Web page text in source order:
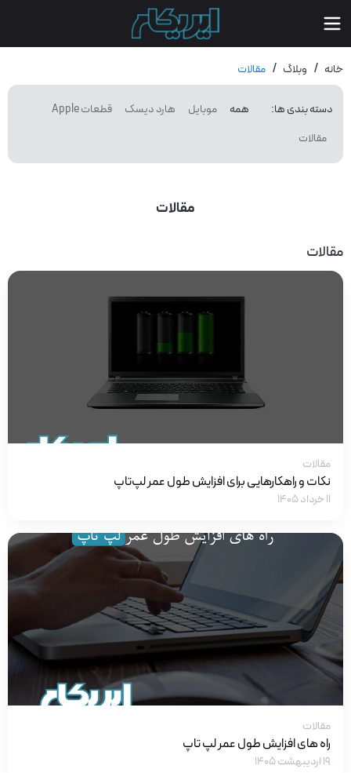
خانه / وبلاگ / مقالات
دسته بندی ها: همه موبایل هارد دیسک
قطعات Apple
مقالات
مقالات
مقالات
مقالات
نکات و راهکارهایی برای افزایش طول عمر لپ‌تاپ
۱۱ خرداد ۱۴۰۵
مقالات
راه های افزایش طول عمر لپ تاپ
۱۹ اردیبهشت ۱۴۰۵